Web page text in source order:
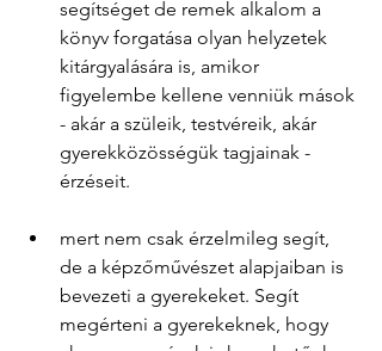
segítséget de remek alkalom a
könyv forgatása olyan helyzetek
kitárgyalására is, amikor
figyelembe kellene venniük mások
- akár a szüleik, testvéreik, akár
gyerekközösségük tagjainak -
érzéseit.
mert nem csak érzelmileg segít,
de a képzőművészet alapjaiban is
bevezeti a gyerekeket. Segít
megérteni a gyerekeknek, hogy